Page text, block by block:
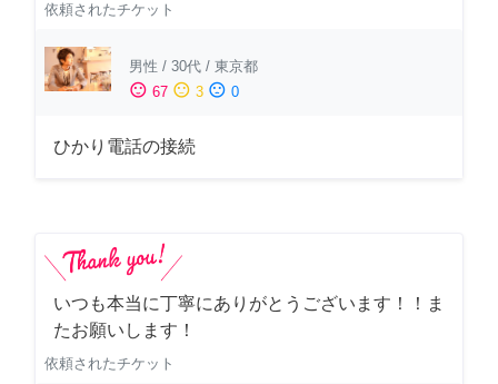
依頼されたチケット
男性 / 30代 / 東京都
sentiment_satisfied 67 sentiment_neutral 3 sentiment_dissatisfied 0
ひかり電話の接続
いつも本当に丁寧にありがとうございます！！ま
たお願いします！
依頼されたチケット